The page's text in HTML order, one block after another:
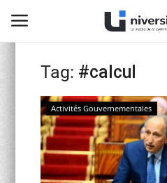
Home
Contact
activités officielles
Tag: #calcul
Activités Gouvernementales